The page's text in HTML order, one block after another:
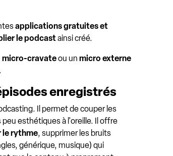
applications gratuites et
le podcastainsi créé.
micro-cravateou un micro externe
.
enregistrés
Il permet de couper les
esthétiques à l'oreille. Il offre
le rythme, supprimer les bruits
générique, musique) qui